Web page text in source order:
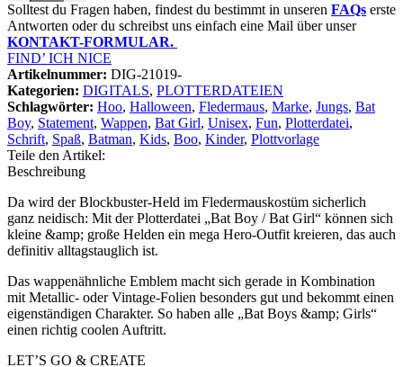
Solltest du Fragen haben, findest du bestimmt in unseren FAQs erste
Antworten oder du schreibst uns einfach eine Mail über unser
KONTAKT-FORMULAR.
FIND’ ICH NICE
Artikelnummer: DIG-21019-
Kategorien: DIGITALS, PLOTTERDATEIEN
Schlagwörter: Hoo, Halloween, Fledermaus, Marke, Jungs, Bat
Boy, Statement, Wappen, Bat Girl, Unisex, Fun, Plotterdatei,
Schrift, Spaß, Batman, Kids, Boo, Kinder, Plottvorlage
Teile den Artikel:
Beschreibung
Da wird der Blockbuster-Held im Fledermauskostüm sicherlich
ganz neidisch: Mit der Plotterdatei „Bat Boy / Bat Girl“ können sich
kleine &amp; große Helden ein mega Hero-Outfit kreieren, das auch
definitiv alltagstauglich ist.
Das wappenähnliche Emblem macht sich gerade in Kombination
mit Metallic- oder Vintage-Folien besonders gut und bekommt einen
eigenständigen Charakter. So haben alle „Bat Boys &amp; Girls“
einen richtig coolen Auftritt.
LET’S GO & CREATE